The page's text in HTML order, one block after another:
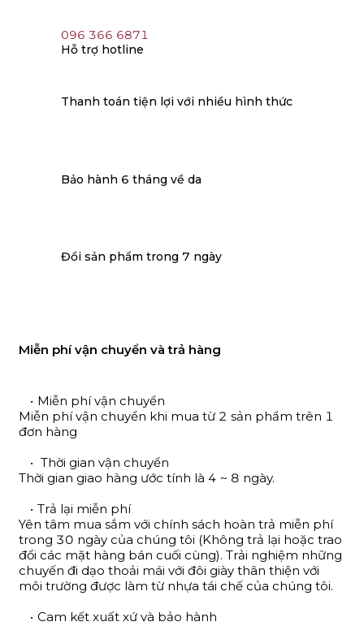
Miễn phí vận chuyển và trả hàng
Miễn phí vận chuyển
Miễn phí vận chuyển khi mua từ 2 sản phẩm trên 1
đơn hàng
Thời gian vận chuyển
Thời gian giao hàng ước tính là 4 ~ 8 ngày.
Trả lại miễn phí
Yên tâm mua sắm với chính sách hoàn trả miễn phí
trong 30 ngày của chúng tôi (Không trả lại hoặc trao
đổi các mặt hàng bán cuối cùng). Trải nghiệm những
chuyến đi dạo thoải mái với đôi giày thân thiện với
môi trường được làm từ nhựa tái chế của chúng tôi.
Cam kết xuất xứ và bảo hành
096 366 6871
Hỗ trợ hotline
Thanh toán tiện lợi với nhiều hình thức
Bảo hành 6 tháng về da
Đổi sản phẩm trong 7 ngày